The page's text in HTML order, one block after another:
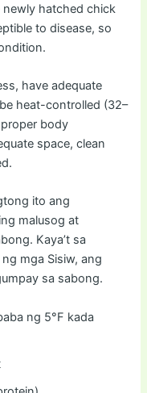
hatched chick
to disease, so
have adequate
heat-controlled (32–
body
space, clean
ito ang
malusog at
Kaya’t sa
mga Sisiw, ang
sa sabong.
ng 5°F kada